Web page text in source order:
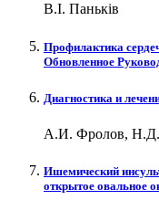
В.І. Паньків
Профилактика
Обновленное
Диагностика и
А.И. Фролов, Н.Д.
Ишемический
открытое овальное